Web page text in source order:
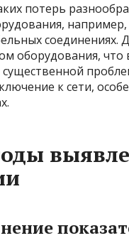
потерь
оборудования,
к сети,